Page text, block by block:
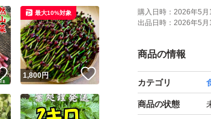
かなコクを兼ね
ぷらです。揚げ
苦みを存分に味
また、おひたし
なお料理にアレ
購入日時： 2026年5
出品日時： 2026年5月
商品の情報
カテゴリ
商品の状態
いいね！
1,800円
最大10%対象